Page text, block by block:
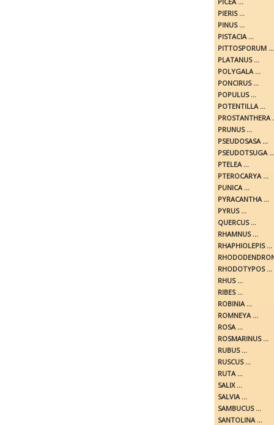
PIERIS ...
PINUS ...
PISTACIA ...
PITTOSPORUM ...
PLATANUS ...
POLYGALA ...
PONCIRUS ...
POPULUS ...
POTENTILLA ...
PROSTANTHERA
PRUNUS ...
PSEUDOSASA ...
PSEUDOTSUGA ...
PTELEA ...
PTEROCARYA ...
PUNICA ...
PYRACANTHA ...
PYRUS ...
QUERCUS ...
RHAMNUS ...
RHAPHIOLEPIS ...
RHODOTYPOS ...
RHUS ...
RIBES ...
ROBINIA ...
ROMNEYA ...
ROSA ...
ROSMARINUS ...
RUBUS ...
RUSCUS ...
RUTA ...
SALIX ...
SALVIA ...
SAMBUCUS ...
SANTOLINA ...